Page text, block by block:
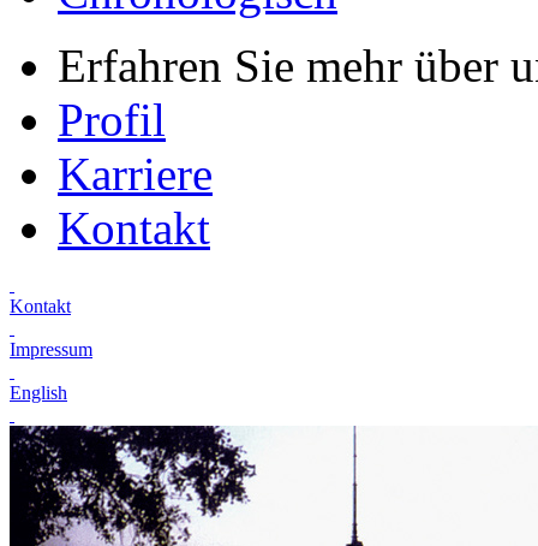
Erfahren Sie mehr über
Profil
Karriere
Kontakt
Kontakt
Impressum
English